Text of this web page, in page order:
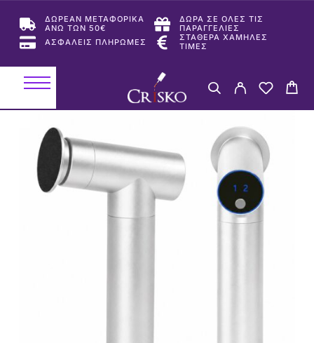
ΔΩΡΕΑΝ ΜΕΤΑΦΟΡΙΚΑ
ΑΝΩ ΤΩΝ 50€
ΔΩΡΑ ΣΕ ΟΛΕΣ ΤΙΣ
ΠΑΡΑΓΓΕΛΙΕΣ
ΑΣΦΑΛΕΙΣ ΠΛΗΡΩΜΕΣ
ΣΤΑΘΕΡΑ ΧΑΜΗΛΕΣ
ΤΙΜΕΣ